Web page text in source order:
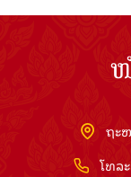
ຖະ
ໂທລ